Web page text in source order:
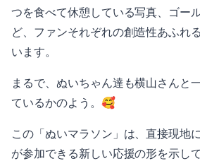
つを食べて休憩している写真、ゴー
ど、ファンそれぞれの創造性あふれ
います。
まるで、ぬいちゃん達も横山さんと
ているかのよう。🥰
この「ぬいマラソン」は、直接現地
が参加できる新しい応援の形を示し